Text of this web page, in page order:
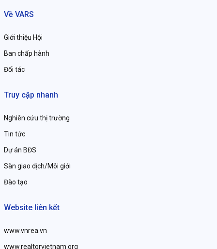
Về VARS
Giới thiệu Hội
Ban chấp hành
Đối tác
Truy cập nhanh
Nghiên cứu thị trường
Tin tức
Dự án BĐS
Sàn giao dịch/Môi giới
Đào tạo
Website liên kết
www.vnrea.vn
www.realtorvietnam.org